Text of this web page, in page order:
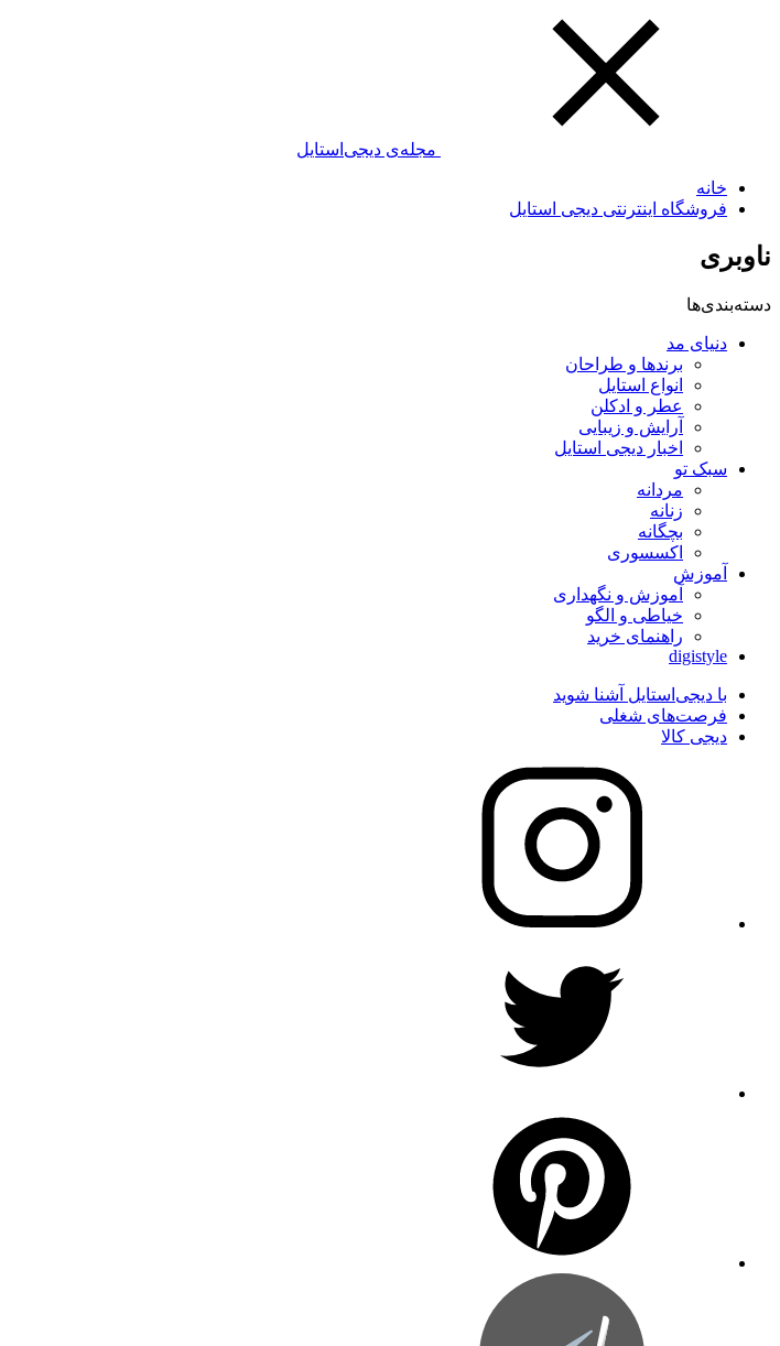
مجله‌ی دیجی‌استایل
خانه
فروشگاه اینترنتی دیجی استایل
ناوبری
دسته‌بندی‌ها
دنیای مد
برندها و طراحان
انواع استایل
عطر و ادکلن
آرایش و زیبایی
اخبار دیجی استایل
سبک تو
مردانه
زنانه
بچگانه
اکسسوری
آموزش
آموزش و نگهداری
خیاطی و الگو
راهنمای خرید
digistyle
با دیجی‌استایل آشنا شوید
فرصت‌های شغلی
دیجی کالا